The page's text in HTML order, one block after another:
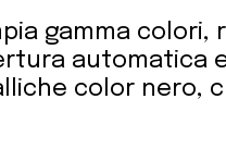
gamma
color nero,